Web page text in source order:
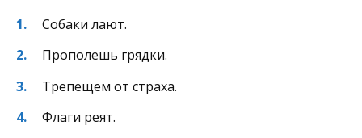
Собаки лают.
Прополешь грядки.
Трепещем от страха.
Флаги реят.